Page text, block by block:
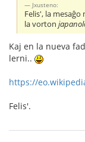
Jxusteno:
Felis', la
la vorton
Kaj en la nueva
lerni..
https://
Felis'.